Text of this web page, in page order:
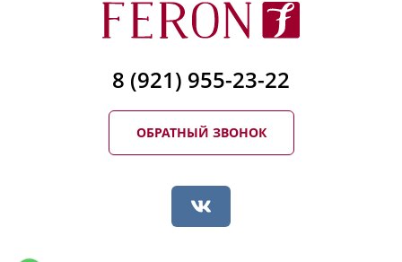
8 (921) 955-23-22
ОБРАТНЫЙ ЗВОНОК